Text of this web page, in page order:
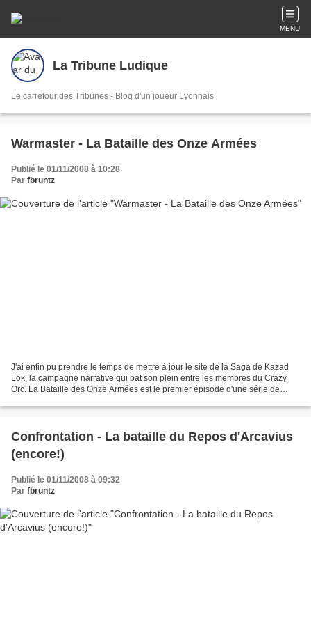
MENU
La Tribune Ludique
Le carrefour des Tribunes - Blog d'un joueur Lyonnais
Warmaster - La Bataille des Onze Armées
Publié le 01/11/2008 à 10:28
Par fbruntz
J'ai enfin pu prendre le temps de mettre à jour le site de la Saga de Kazad
Lok, la campagne narrative qui bat son plein entre les membres du Crazy
Orc. La Bataille des Onze Armées est le premier épisode d'une série de
Confrontation - La bataille du Repos d'Arcavius
(encore!)
Publié le 01/11/2008 à 09:32
Par fbruntz